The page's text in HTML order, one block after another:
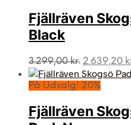
699,00 kr..
Fjällräven
Black
3.299,00kr. Den
pris
3.299,00
2.639,20
På Udsalg! 20%
Fjällräven